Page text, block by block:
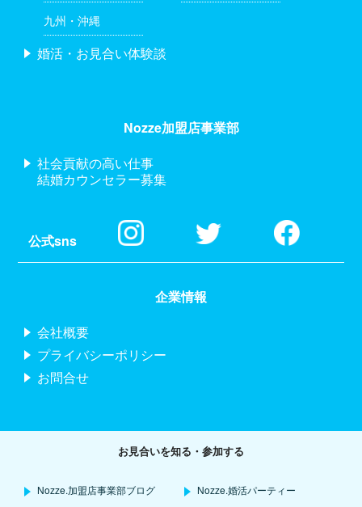
九州・沖縄
婚活・お見合い体験談
Nozze加盟店事業部
社会貢献の高い仕事
結婚カウンセラー募集
公式sns
企業情報
会社概要
プライバシーポリシー
お問合せ
お見合いを知る・参加する
Nozze.加盟店事業部ブログ Nozze.婚活パーティー